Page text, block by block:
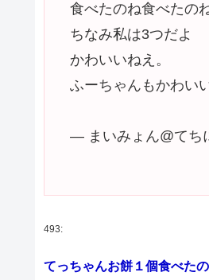
食べたのね食べたの
ちなみ私は3つだよ
かわいいねえ。
ふーちゃんもかわい
— まいみょん@てち
493:
てっちゃんお餅１個食べた